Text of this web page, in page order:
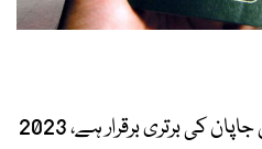
پاسپورٹس کی درجہ بندی میں جاپان کی برتری برقرار ہے، 2023